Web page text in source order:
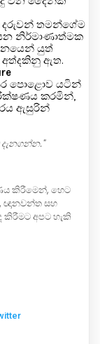
දරුවන් තමන්ගේම
නිර්මාණාත්මක
යුත්
ඇත.
පොළොව යටින්
කරමින්,
ඇසුරින්
කිරීමෙන්, හෙට
ඥානවන්ත සහ
කිරීමට අපට හැකි